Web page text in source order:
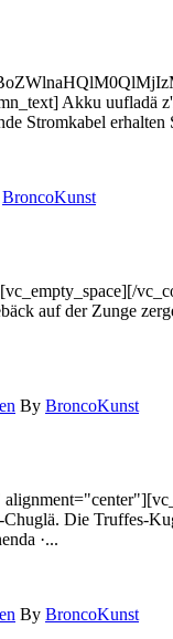
Akku uufladä
Stromkabel
BroncoKunst
auf der Zunge
By BroncoKunst
Die Truffes-
·...
By BroncoKunst